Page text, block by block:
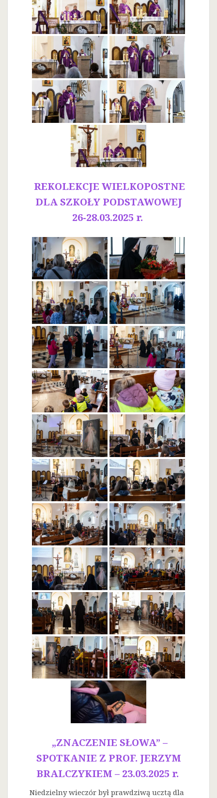
REKOLEKCJE WIELKOPOSTNE
DLA SZKOŁY PODSTAWOWEJ
26-28.03.2025 r.
„ZNACZENIE SŁOWA” –
SPOTKANIE Z PROF. JERZYM
BRALCZYKIEM – 23.03.2025 r.
Niedzielny wieczór był prawdziwą ucztą dla